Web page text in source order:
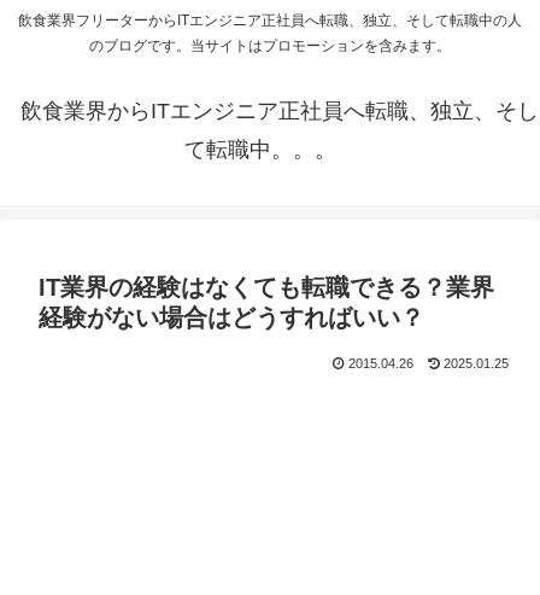
飲食業界フリーターからITエンジニア正社員へ転職、独立、そして転職中の人
のブログです。当サイトはプロモーションを含みます。
飲食業界からITエンジニア正社員へ転職、独立、そし
て転職中。。。
IT業界の経験はなくても転職できる？業界
経験がない場合はどうすればいい？
2015.04.26 2025.01.25